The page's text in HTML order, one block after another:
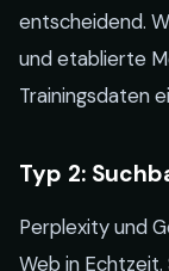
entscheidend.
und etablierte
Trainingsdaten
Typ 2:
Perplexity und
Web in